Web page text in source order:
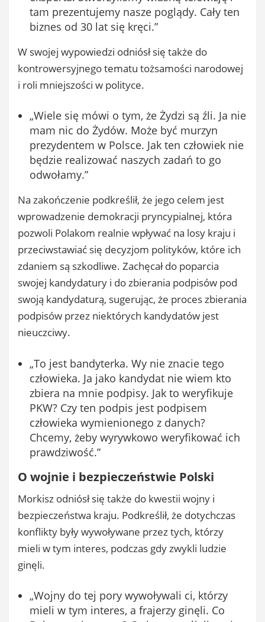
tam prezentujemy nasze poglądy. Cały ten
biznes od 30 lat się kręci.”
W swojej wypowiedzi odniósł się także do
kontrowersyjnego tematu tożsamości narodowej
i roli mniejszości w polityce.
„Wiele się mówi o tym, że Żydzi są źli. Ja nie
mam nic do Żydów. Może być murzyn
prezydentem w Polsce. Jak ten człowiek nie
będzie realizować naszych zadań to go
odwołamy.”
Na zakończenie podkreślił, że jego celem jest
wprowadzenie demokracji pryncypialnej, która
pozwoli Polakom realnie wpływać na losy kraju i
przeciwstawiać się decyzjom polityków, które ich
zdaniem są szkodliwe. Zachęcał do poparcia
swojej kandydatury i do zbierania podpisów pod
swoją kandydaturą, sugerując, że proces zbierania
podpisów przez niektórych kandydatów jest
nieuczciwy.
„To jest bandyterka. Wy nie znacie tego
człowieka. Ja jako kandydat nie wiem kto
zbiera na mnie podpisy. Jak to weryfikuje
PKW? Czy ten podpis jest podpisem
człowieka wymienionego z danych?
Chcemy, żeby wyrywkowo weryfikować ich
prawdziwość.”
O wojnie i bezpieczeństwie Polski
Morkisz odniósł się także do kwestii wojny i
bezpieczeństwa kraju. Podkreślił, że dotychczas
konflikty były wywoływane przez tych, którzy
mieli w tym interes, podczas gdy zwykli ludzie
ginęli.
„Wojny do tej pory wywoływali ci, którzy
mieli w tym interes, a frajerzy ginęli. Co